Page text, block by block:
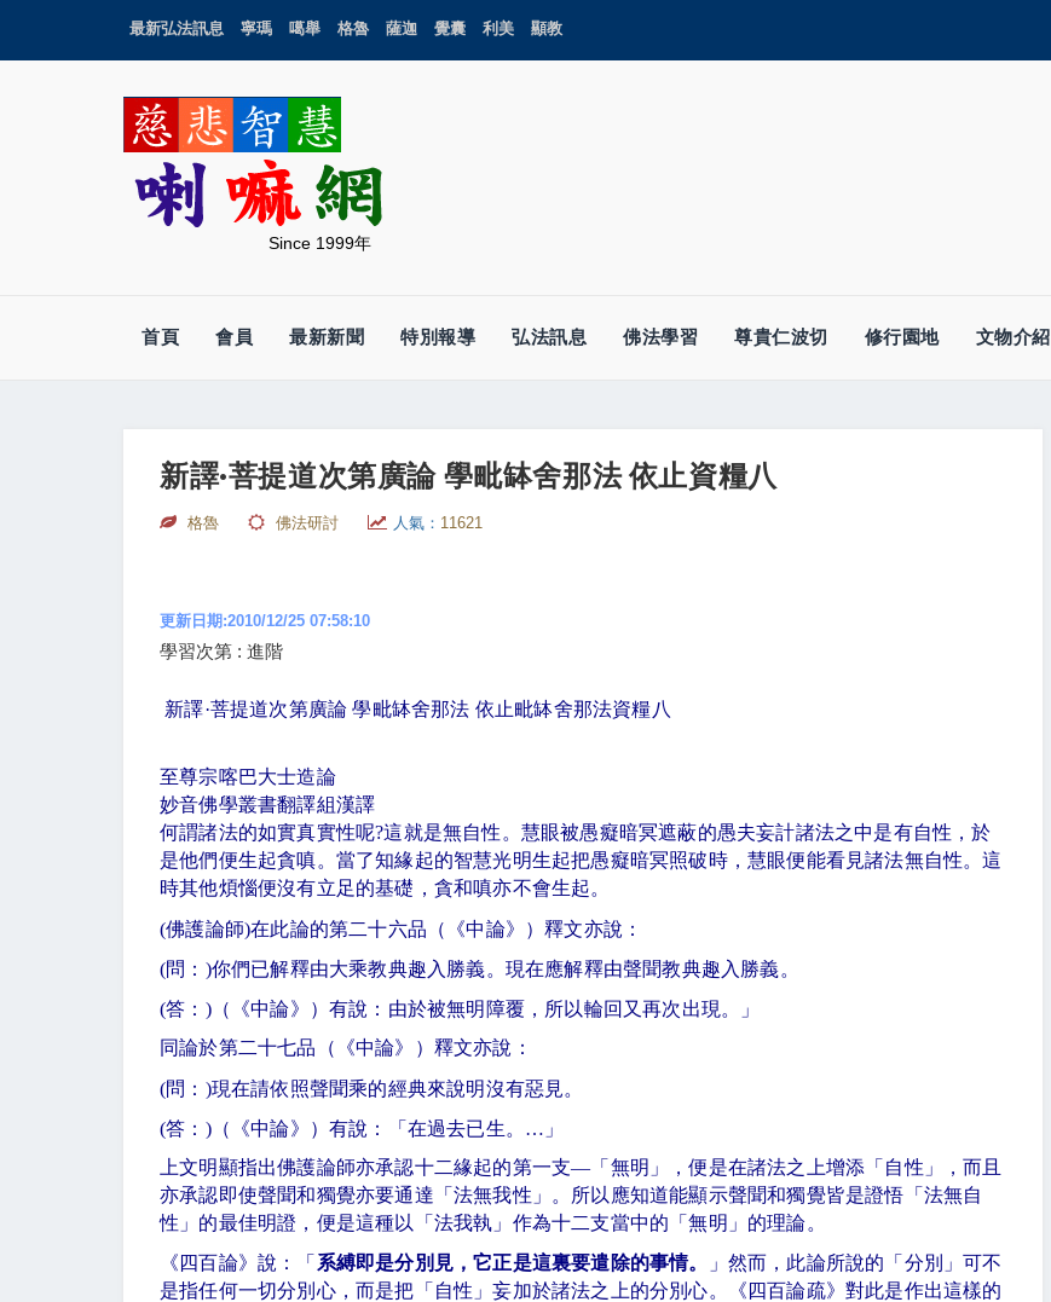
最新弘法訊息 寧瑪 噶舉 格魯 薩迦 覺囊 利美 顯教
Since 1999年
首頁 會員 最新新聞 特別報導 弘法訊息 佛法學習 尊貴仁波切 修行園地 文物介紹
新譯·菩提道次第廣論 學毗缽舍那法 依止資糧八
格魯 佛法研討 人氣： 11621
更新日期:2010/12/25 07:58:10
學習次第 : 進階
新譯·菩提道次第廣論 學毗缽舍那法 依止毗缽舍那法資糧八
至尊宗喀巴大士造論
妙音佛學叢書翻譯組漢譯
何謂諸法的如實真實性呢?這就是無自性。慧眼被愚癡暗冥遮蔽的愚夫妄計諸法之中是有自性，於
是他們便生起貪嗔。當了知緣起的智慧光明生起把愚癡暗冥照破時，慧眼便能看見諸法無自性。這
時其他煩惱便沒有立足的基礎，貪和嗔亦不會生起。
(佛護論師)在此論的第二十六品（《中論》）釋文亦說：
(問： )你們已解釋由大乘教典趣入勝義。現在應解釋由聲聞教典趣入勝義。
(答： )（《中論》）有說：由於被無明障覆，所以輪回又再次出現。」
同論於第二十七品（《中論》）釋文亦說：
(問： )現在請依照聲聞乘的經典來說明沒有惡見。
(答： )（《中論》）有說：「在過去已生。…」
上文明顯指出佛護論師亦承認十二緣起的第一支—「無明」，便是在諸法之上增添「自性」，而且
亦承認即使聲聞和獨覺亦要通達「法無我性」。所以應知道能顯示聲聞和獨覺皆是證悟「法無自
性」的最佳明證，便是這種以「法我執」作為十二支當中的「無明」的理論。
《四百論》說：「 系縛即是分別見，它正是這裏要遣除的事情。
」然而，此論所說的「分別」可不
是指任何一切分別心，而是把「自性」妄加於諸法之上的分別心。《四百論疏》對此是作出這樣的